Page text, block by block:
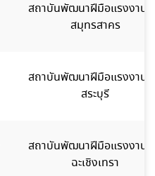
สถาบันพัฒนาฝีมือแรงงาน
สมุทรสาคร
สถาบันพัฒนาฝีมือแรงงาน
สระบุรี
สถาบันพัฒนาฝีมือแรงงาน
ฉะเชิงเทรา